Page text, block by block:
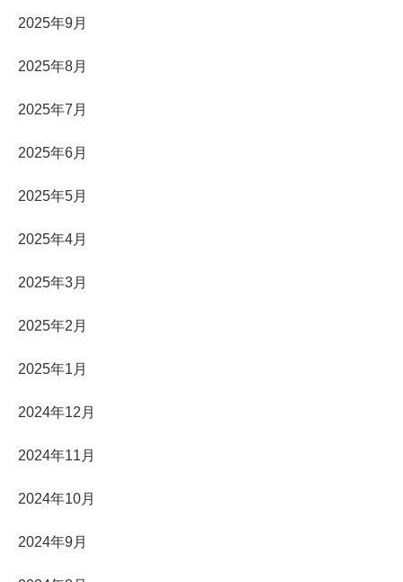
2025年9月
2025年8月
2025年7月
2025年6月
2025年5月
2025年4月
2025年3月
2025年2月
2025年1月
2024年12月
2024年11月
2024年10月
2024年9月